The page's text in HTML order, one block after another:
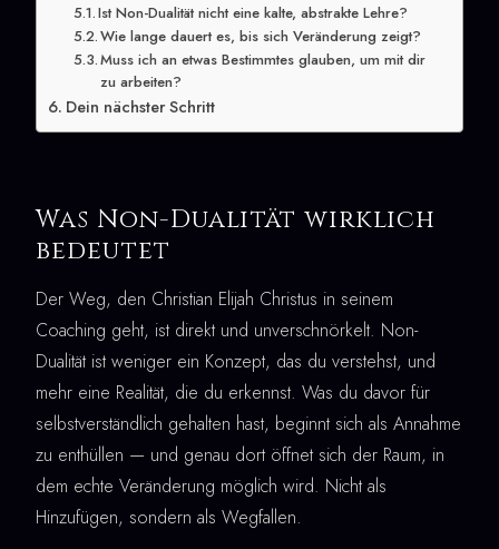
Ist Non-Dualität nicht eine kalte, abstrakte Lehre?
Wie lange dauert es, bis sich Veränderung zeigt?
Muss ich an etwas Bestimmtes glauben, um mit dir
zu arbeiten?
Dein nächster Schritt
Was Non-Dualität wirklich
bedeutet
Der Weg, den Christian Elijah Christus in seinem
Coaching geht, ist direkt und unverschnörkelt. Non-
Dualität ist weniger ein Konzept, das du verstehst, und
mehr eine Realität, die du erkennst. Was du davor für
selbstverständlich gehalten hast, beginnt sich als Annahme
zu enthüllen — und genau dort öffnet sich der Raum, in
dem echte Veränderung möglich wird. Nicht als
Hinzufügen, sondern als Wegfallen.